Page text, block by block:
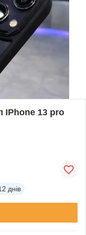
IPhone 13 pro
днів